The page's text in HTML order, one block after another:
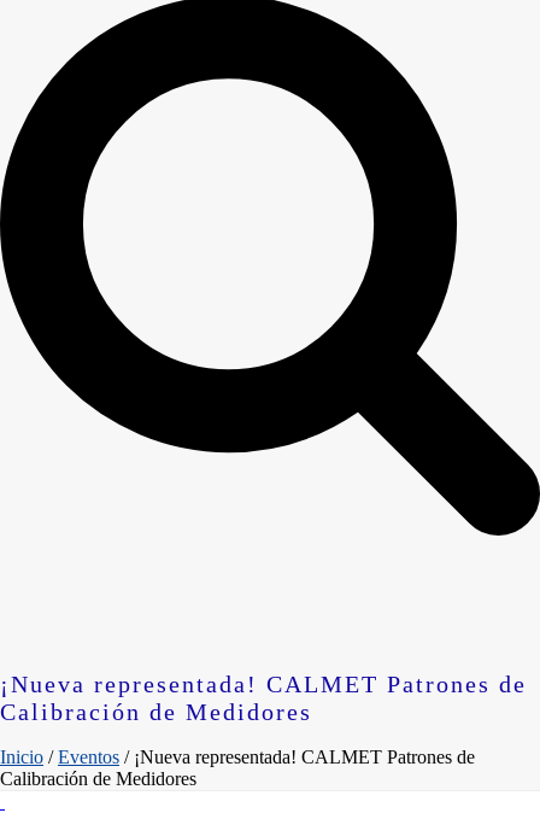
¡Nueva representada! CALMET Patrones de
Calibración de Medidores
Inicio /Eventos / ¡Nueva representada! CALMET Patrones de
Calibración de Medidores